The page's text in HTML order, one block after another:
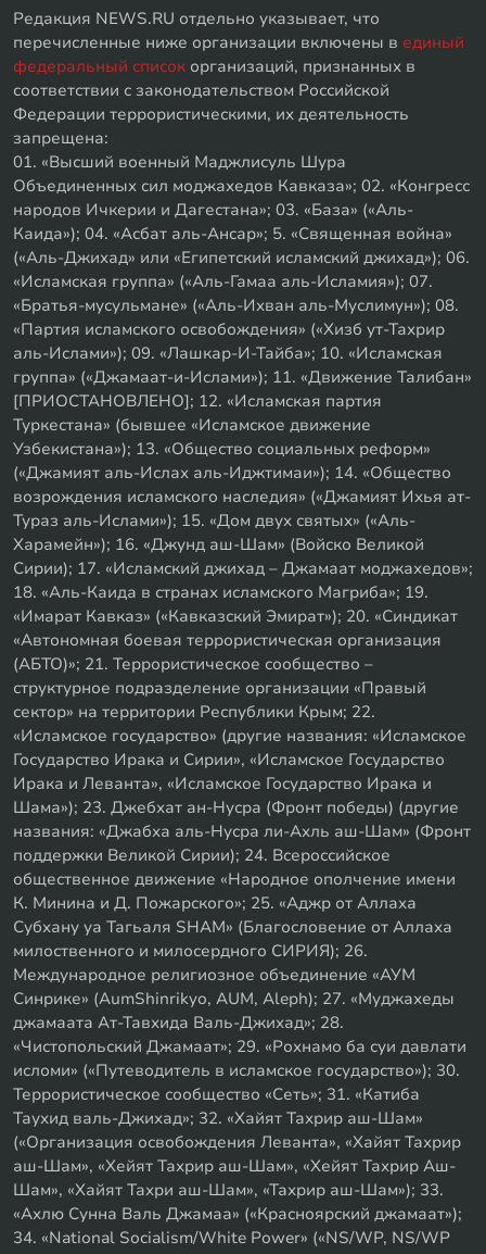
Редакция NEWS.RU отдельно указывает, что
перечисленные ниже организации включены в единый
федеральный список организаций, признанных в
соответствии с законодательством Российской
Федерации террористическими, их деятельность
запрещена:
01. «Высший военный Маджлисуль Шура
Объединенных сил моджахедов Кавказа»; 02. «Конгресс
народов Ичкерии и Дагестана»; 03. «База» («Аль-
Каида»); 04. «Асбат аль-Ансар»; 5. «Священная война»
(«Аль-Джихад» или «Египетский исламский джихад»); 06.
«Исламская группа» («Аль-Гамаа аль-Исламия»); 07.
«Братья-мусульмане» («Аль-Ихван аль-Муслимун»); 08.
«Партия исламского освобождения» («Хизб ут-Тахрир
аль-Ислами»); 09. «Лашкар-И-Тайба»; 10. «Исламская
группа» («Джамаат-и-Ислами»); 11. «Движение Талибан»
[ПРИОСТАНОВЛЕНО]; 12. «Исламская партия
Туркестана» (бывшее «Исламское движение
Узбекистана»); 13. «Общество социальных реформ»
(«Джамият аль-Ислах аль-Иджтимаи»); 14. «Общество
возрождения исламского наследия» («Джамият Ихья ат-
Тураз аль-Ислами»); 15. «Дом двух святых» («Аль-
Харамейн»); 16. «Джунд аш-Шам» (Войско Великой
Сирии); 17. «Исламский джихад – Джамаат моджахедов»;
18. «Аль-Каида в странах исламского Магриба»; 19.
«Имарат Кавказ» («Кавказский Эмират»); 20. «Синдикат
«Автономная боевая террористическая организация
(АБТО)»; 21. Террористическое сообщество –
структурное подразделение организации «Правый
сектор» на территории Республики Крым; 22.
«Исламское государство» (другие названия: «Исламское
Государство Ирака и Сирии», «Исламское Государство
Ирака и Леванта», «Исламское Государство Ирака и
Шама»); 23. Джебхат ан-Нусра (Фронт победы) (другие
названия: «Джабха аль-Нусра ли-Ахль аш-Шам» (Фронт
поддержки Великой Сирии); 24. Всероссийское
общественное движение «Народное ополчение имени
К. Минина и Д. Пожарского»; 25. «Аджр от Аллаха
Субхану уа Тагьаля SHAM» (Благословение от Аллаха
милоственного и милосердного СИРИЯ); 26.
Международное религиозное объединение «АУМ
Синрике» (AumShinrikyo, AUM, Aleph); 27. «Муджахеды
джамаата Ат-Тавхида Валь-Джихад»; 28.
«Чистопольский Джамаат»; 29. «Рохнамо ба суи давлати
исломи» («Путеводитель в исламское государство»); 30.
Террористическое сообщество «Сеть»; 31. «Катиба
Таухид валь-Джихад»; 32. «Хайят Тахрир аш-Шам»
(«Организация освобождения Леванта», «Хайят Тахрир
аш-Шам», «Хейят Тахрир аш-Шам», «Хейят Тахрир Аш-
Шам», «Хайят Тахри аш-Шам», «Тахрир аш-Шам»); 33.
«Ахлю Сунна Валь Джамаа» («Красноярский джамаат»);
34. «National Socialism/White Power» («NS/WP, NS/WP